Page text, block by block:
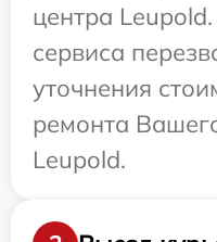
центра
сервиса
уточнения
ремонта
Leupold.